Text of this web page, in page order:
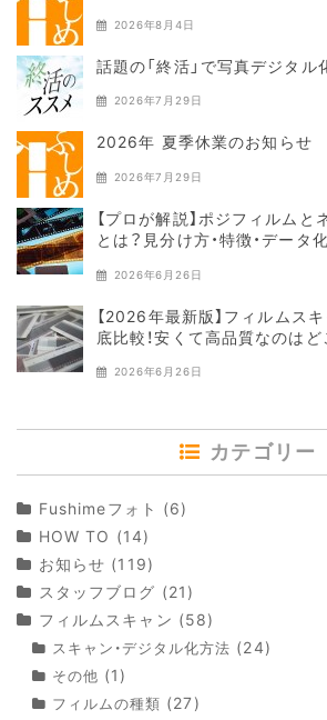
2026年8月4日
話題の「終活」で写真デジタル
2026年7月29日
2026年 夏季休業のお知らせ
2026年7月29日
【プロが解説】ポジフィルム
とは？見分け方・特徴・データ
2026年6月26日
【2026年最新版】フィルムス
底比較！安くて高品質なのはど
2026年6月26日
カテゴリー
Fushimeフォト (6)
HOW TO (14)
お知らせ (119)
スタッフブログ (21)
フィルムスキャン (58)
スキャン・デジタル化方法 (24)
その他 (1)
フィルムの種類 (27)